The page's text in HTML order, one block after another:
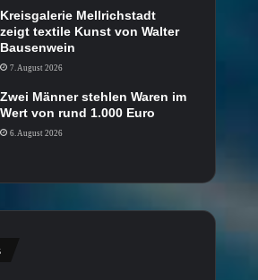
Kreisgalerie Mellrichstadt
zeigt textile Kunst von Walter
Bausenwein
7. August 2026
Zwei Männer stehlen Waren im
Wert von rund 1.000 Euro
6. August 2026